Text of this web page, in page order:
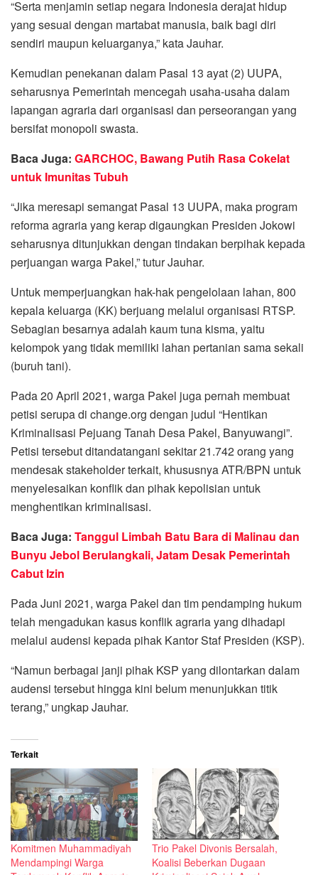
“Serta menjamin setiap negara Indonesia derajat hidup
yang sesuai dengan martabat manusia, baik bagi diri
sendiri maupun keluarganya,” kata Jauhar.
Kemudian penekanan dalam Pasal 13 ayat (2) UUPA,
seharusnya Pemerintah mencegah usaha-usaha dalam
lapangan agraria dari organisasi dan perseorangan yang
bersifat monopoli swasta.
Baca Juga: GARCHOC, Bawang Putih Rasa Cokelat
untuk Imunitas Tubuh
“Jika meresapi semangat Pasal 13 UUPA, maka program
reforma agraria yang kerap digaungkan Presiden Jokowi
seharusnya ditunjukkan dengan tindakan berpihak kepada
perjuangan warga Pakel,” tutur Jauhar.
Untuk memperjuangkan hak-hak pengelolaan lahan, 800
kepala keluarga (KK) berjuang melalui organisasi RTSP.
Sebagian besarnya adalah kaum tuna kisma, yaitu
kelompok yang tidak memiliki lahan pertanian sama sekali
(buruh tani).
Pada 20 April 2021, warga Pakel juga pernah membuat
petisi serupa di change.org dengan judul “Hentikan
Kriminalisasi Pejuang Tanah Desa Pakel, Banyuwangi”.
Petisi tersebut ditandatangani sekitar 21.742 orang yang
mendesak stakeholder terkait, khususnya ATR/BPN untuk
menyelesaikan konflik dan pihak kepolisian untuk
menghentikan kriminalisasi.
Baca Juga: Tanggul Limbah Batu Bara di Malinau dan
Bunyu Jebol Berulangkali, Jatam Desak Pemerintah
Cabut Izin
Pada Juni 2021, warga Pakel dan tim pendamping hukum
telah mengadukan kasus konflik agraria yang dihadapi
melalui audensi kepada pihak Kantor Staf Presiden (KSP).
“Namun berbagai janji pihak KSP yang dilontarkan dalam
audensi tersebut hingga kini belum menunjukkan titik
terang,” ungkap Jauhar.
Terkait
Komitmen Muhammadiyah
Mendampingi Warga
Trio Pakel Divonis Bersalah,
Koalisi Beberkan Dugaan